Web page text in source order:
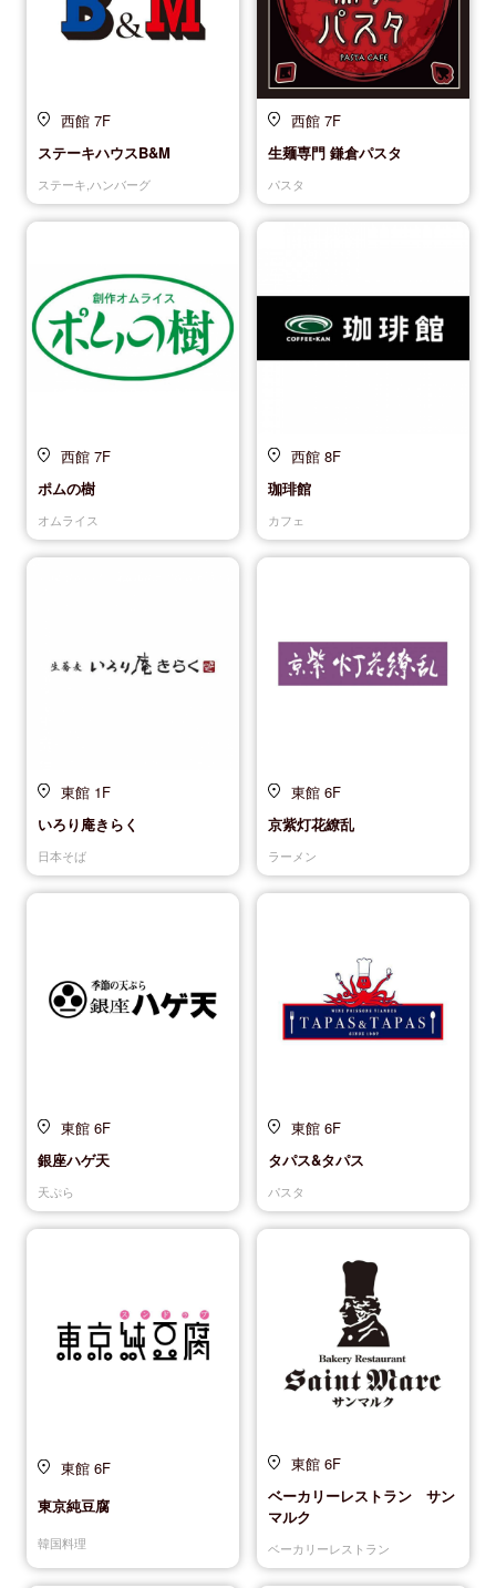
西館 7F
ステーキハウスB&M
ステーキ,ハンバーグ
西館 7F
生麺専門 鎌倉パスタ
パスタ
西館 7F
ポムの樹
オムライス
西館 8F
珈琲館
カフェ
東館 1F
いろり庵きらく
日本そば
東館 6F
京紫灯花繚乱
ラーメン
東館 6F
銀座ハゲ天
天ぷら
東館 6F
タパス&タパス
パスタ
東館 6F
東京純豆腐
韓国料理
東館 6F
ベーカリーレストラン サン
マルク
ベーカリーレストラン